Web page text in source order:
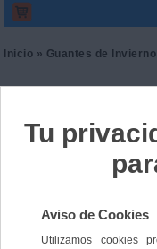
Inicio » Guantes de Invierno
Ordenar por:
Nº de registros: